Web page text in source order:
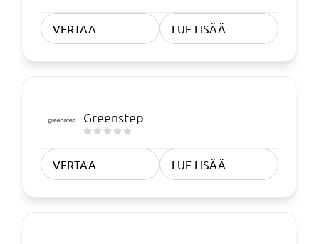
VERTAA LUE LISÄÄ
Greenstep
VERTAA LUE LISÄÄ